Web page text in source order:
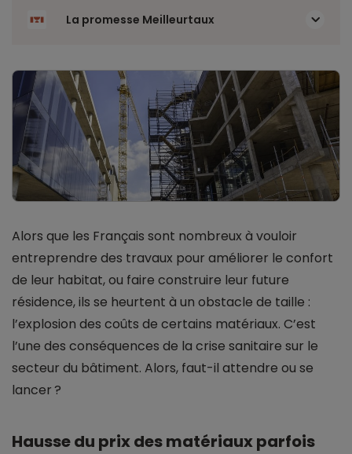
La promesse Meilleurtaux
Alors que les Français sont nombreux à vouloir
entreprendre des travaux pour améliorer le confort
de leur habitat, ou faire construire leur future
résidence, ils se heurtent à un obstacle de taille :
l’explosion des coûts de certains matériaux. C’est
l’une des conséquences de la crise sanitaire sur le
secteur du bâtiment. Alors, faut-il attendre ou se
lancer ?
Hausse du prix des matériaux parfois